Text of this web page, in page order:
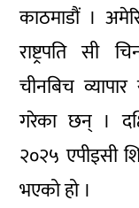
काठमाडौं ।
राष्ट्रपति सी
चीनबिच
गरेका छन् ।
२०२५ एपीइसी
भएको हो ।